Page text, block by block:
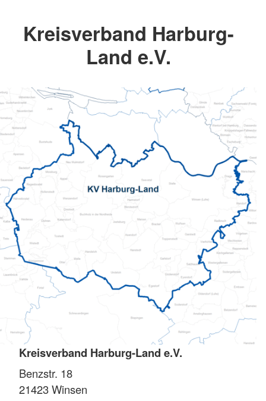
Kreisverband Harburg-
Land e.V.
Kreisverband Harburg-Land e.V.
Benzstr. 18
21423Winsen